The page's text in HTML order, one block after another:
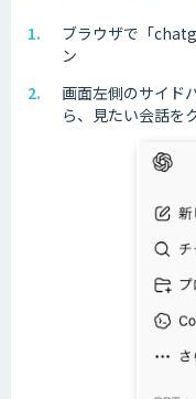
ブラウザで「
ン
画面左側のサイド
ら、見たい会話を